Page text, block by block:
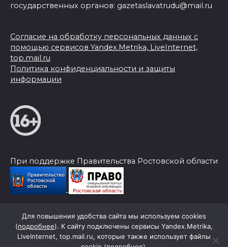
государственных органов: gazetaslavatrudu@mail.ru
Согласие на обработку персональных данных с
помощью сервисов Yandex.Metrika, LiveInternet,
top.mail.ru
Политика конфиденциальности и защиты
информации
При поддержке Правительства Ростовской области
© 2026 Слава Труду
Для повышения удобства сайта мы используем cookies
(подробнее). К сайту подключены сервисы Yandex.Metrika,
LiveInternet, top.mail.ru, которые также использует файлы